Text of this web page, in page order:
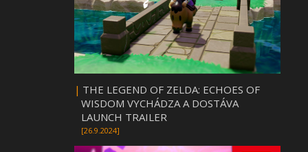
| THE LEGEND OF ZELDA: ECHOES OF
WISDOM VYCHÁDZA A DOSTÁVA
LAUNCH TRAILER
[26.9.2024]